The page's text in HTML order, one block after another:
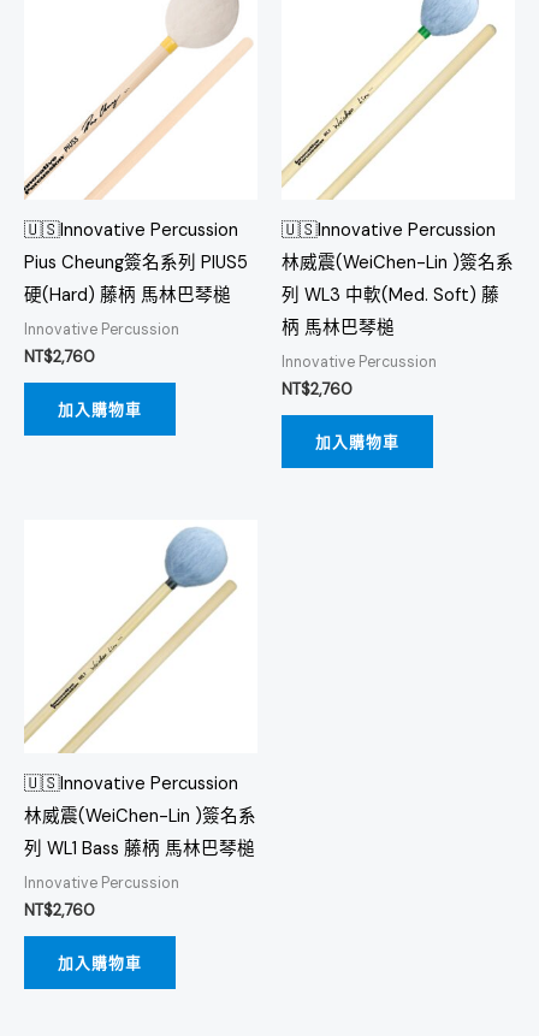
🇺🇸Innovative Percussion
Pius Cheung簽名系列 PIUS5
硬(Hard) 藤柄 馬林巴琴槌
Innovative Percussion
NT$2,760
加入購物車
🇺🇸Innovative Percussion
林威震(WeiChen-Lin )簽名系
列 WL3 中軟(Med. Soft) 藤
柄 馬林巴琴槌
Innovative Percussion
NT$2,760
加入購物車
🇺🇸Innovative Percussion
林威震(WeiChen-Lin )簽名系
列 WL1 Bass 藤柄 馬林巴琴槌
Innovative Percussion
NT$2,760
加入購物車